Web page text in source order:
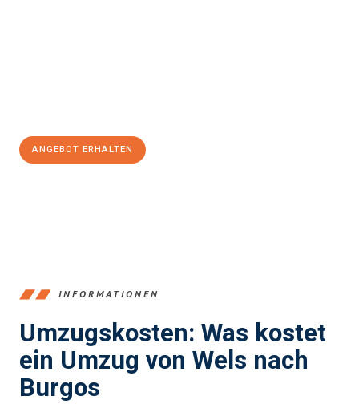
ANGEBOT ERHALTEN
INFORMATIONEN
Umzugskosten: Was kostet
ein Umzug von Wels nach
Burgos